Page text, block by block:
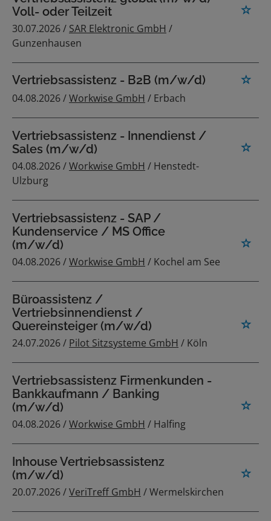
Voll- oder Teilzeit
30.07.2026 / SAR Elektronic GmbH /
Gunzenhausen
Vertriebsassistenz - B2B (m/w/d)
04.08.2026 /Workwise GmbH / Erbach
Vertriebsassistenz - Innendienst /
Sales (m/w/d)
04.08.2026 /Workwise GmbH / Henstedt-
Ulzburg
Vertriebsassistenz - SAP /
Kundenservice / MS Office
(m/w/d)
04.08.2026 /Workwise GmbH / Kochel am See
Büroassistenz /
Vertriebsinnendienst /
Quereinsteiger (m/w/d)
24.07.2026 / Pilot Sitzsysteme GmbH / Köln
Vertriebsassistenz Firmenkunden -
Bankkaufmann / Banking
(m/w/d)
04.08.2026 /Workwise GmbH / Halfing
Inhouse Vertriebsassistenz
(m/w/d)
20.07.2026 /VeriTreff GmbH / Wermelskirchen